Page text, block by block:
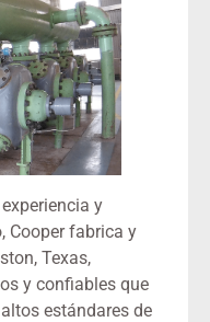
y
Cooper fabrica y
Texas,
y confiables que
estándares de